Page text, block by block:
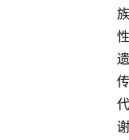
族
性
遗
传
代
谢